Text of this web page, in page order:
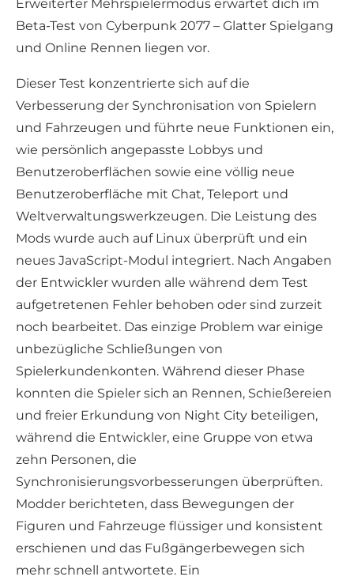
Erweiterter Mehrspielermodus erwartet dich im
Beta-Test von Cyberpunk 2077 – Glatter Spielgang
und Online Rennen liegen vor.
Dieser Test konzentrierte sich auf die
Verbesserung der Synchronisation von Spielern
und Fahrzeugen und führte neue Funktionen ein,
wie persönlich angepasste Lobbys und
Benutzeroberflächen sowie eine völlig neue
Benutzeroberfläche mit Chat, Teleport und
Weltverwaltungswerkzeugen. Die Leistung des
Mods wurde auch auf Linux überprüft und ein
neues JavaScript-Modul integriert. Nach Angaben
der Entwickler wurden alle während dem Test
aufgetretenen Fehler behoben oder sind zurzeit
noch bearbeitet. Das einzige Problem war einige
unbezügliche Schließungen von
Spielerkundenkonten. Während dieser Phase
konnten die Spieler sich an Rennen, Schießereien
und freier Erkundung von Night City beteiligen,
während die Entwickler, eine Gruppe von etwa
zehn Personen, die
Synchronisierungsvorbesserungen überprüften.
Modder berichteten, dass Bewegungen der
Figuren und Fahrzeuge flüssiger und konsistent
erschienen und das Fußgängerbewegen sich
mehr schnell antwortete. Ein